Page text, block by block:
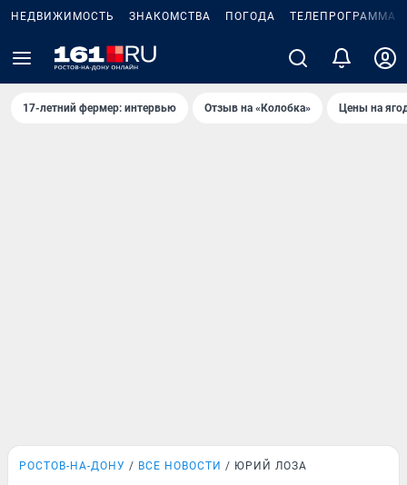
НЕДВИЖИМОСТЬ ЗНАКОМСТВА ПОГОДА ТЕЛЕПРОГРАММА
17-летний фермер: интервью Отзыв на «Колобка» Цены на
РОСТОВ-НА-ДОНУ ВСЕ НОВОСТИ ЮРИЙ ЛОЗА